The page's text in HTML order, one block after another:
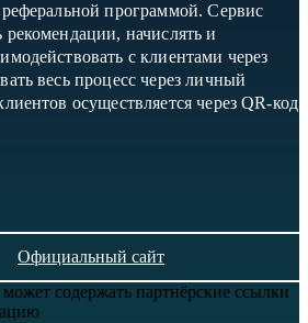
реферальной программой. Сервис
рекомендации, начислять и
с клиентами через
весь процесс через личный
осуществляется через QR-код
Официальный сайт
содержать партнёрские ссылки